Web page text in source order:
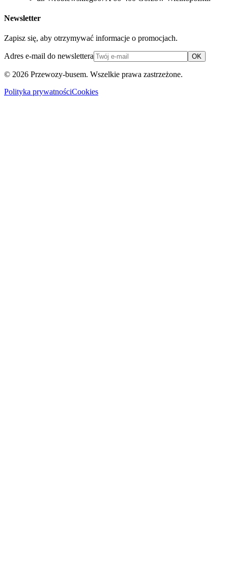
Newsletter
Zapisz się, aby otrzymywać informacje o promocjach.
Adres e-mail do newslettera OK
© 2026 Przewozy-busem. Wszelkie prawa zastrzeżone.
Polityka prywatnościCookies